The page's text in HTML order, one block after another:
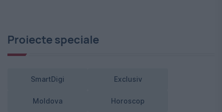
Proiecte speciale
SmartDigi Exclusiv
Moldova Horoscop